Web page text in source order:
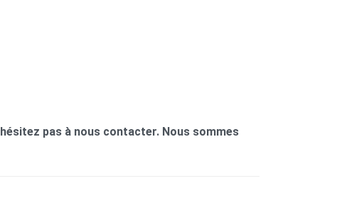
pas à nous contacter. Nous sommes